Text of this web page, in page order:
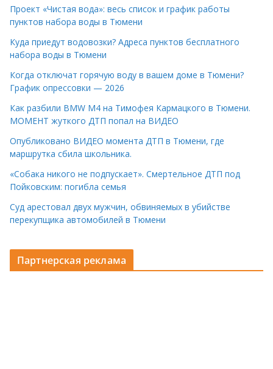
Проект «Чистая вода»: весь список и график работы
пунктов набора воды в Тюмени
Куда приедут водовозки? Адреса пунктов бесплатного
набора воды в Тюмени
Когда отключат горячую воду в вашем доме в Тюмени?
График опрессовки — 2026
Как разбили BMW M4 на Тимофея Кармацкого в Тюмени.
МОМЕНТ жуткого ДТП попал на ВИДЕО
Опубликовано ВИДЕО момента ДТП в Тюмени, где
маршрутка сбила школьника.
«Собака никого не подпускает». Смертельное ДТП под
Пойковским: погибла семья
Суд арестовал двух мужчин, обвиняемых в убийстве
перекупщика автомобилей в Тюмени
Партнерская реклама